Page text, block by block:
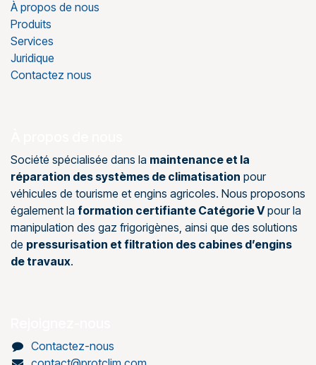
À propos de nous
Produits
Services
Juridique
Contactez nous
Société spécialisée dans la maintenance et la
réparation des systèmes de climatisation pour
véhicules de tourisme et engins agricoles. Nous proposons
également la formation certifiante Catégorie Vpour la
manipulation des gaz frigorigènes, ainsi que des solutions
de pressurisation et filtration des cabines d’engins
de travaux.
Contactez-nous